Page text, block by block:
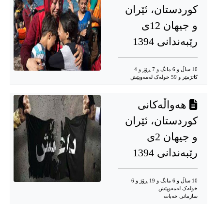
کوردستان، ئێران
و جیهان 12ی
رێبەندانی 1394
10 ساڵ و 6 مانگ و 7 ڕۆژ و 4
کاتژمێر و 59 خوله‌ک له‌مه‌وپێش‌
هەواڵەکانی
کوردستان، ئێران
و جیهان 2ی
رێبەندانی 1394
10 ساڵ و 6 مانگ و 19 ڕۆژ و 6
خوله‌ک له‌مه‌وپێش‌
سازمانی خەبات